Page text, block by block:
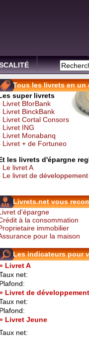
Tous les livrets en un
super livrets
Livret BforBank
Livret BinckBank
Livret Cortal Consors
Livret ING
Livret Monabanq
Livret + de Fortuneo
les livrets d'épargne
Le livret A
Le livret de
Livrets.net vous
d'épargne
à la consommation
immobilier
pour la maison
Les indicateurs pour
Livret A
net:
Plafond:
Livret de
net:
Plafond:
Livret Jeune
net: